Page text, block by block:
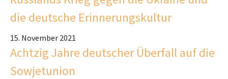
die deutsche Erinnerungskultur
15. November 2021
Achtzig Jahre deutscher Überfall auf die
Sowjetunion